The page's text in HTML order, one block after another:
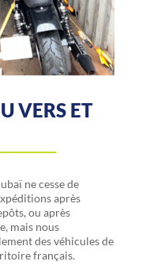
VERS ET
ne cesse de
après
ou après
mais nous
des véhicules de
français.